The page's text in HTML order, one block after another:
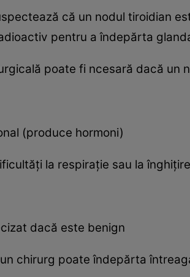
că un nodul tiroidian
pentru a îndepărta
poate fi ncesară dacă un
(produce hormoni)
la respirație sau la înghițire
dacă este benign
chirurg poate îndepărta